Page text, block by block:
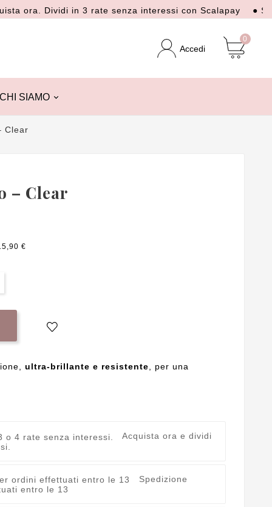
Dividi in 3 rate senza interessi con Scalapay ●
Accedi
0
CHI SIAMO
Clear
– Clear
€
ultra-brillante e resistente, per una
Acquista ora e dividi
Spedizione
entro le 13